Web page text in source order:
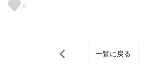
6
一覧に戻る